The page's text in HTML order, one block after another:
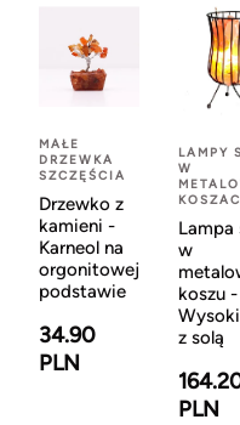
MAŁE
DRZEWKA
SZCZĘŚCIA
Drzewko z
kamieni -
Karneol na
orgonitowej
podstawie
34.90
PLN
LAMPY
W
Lampa
w
koszu -
z solą
PLN